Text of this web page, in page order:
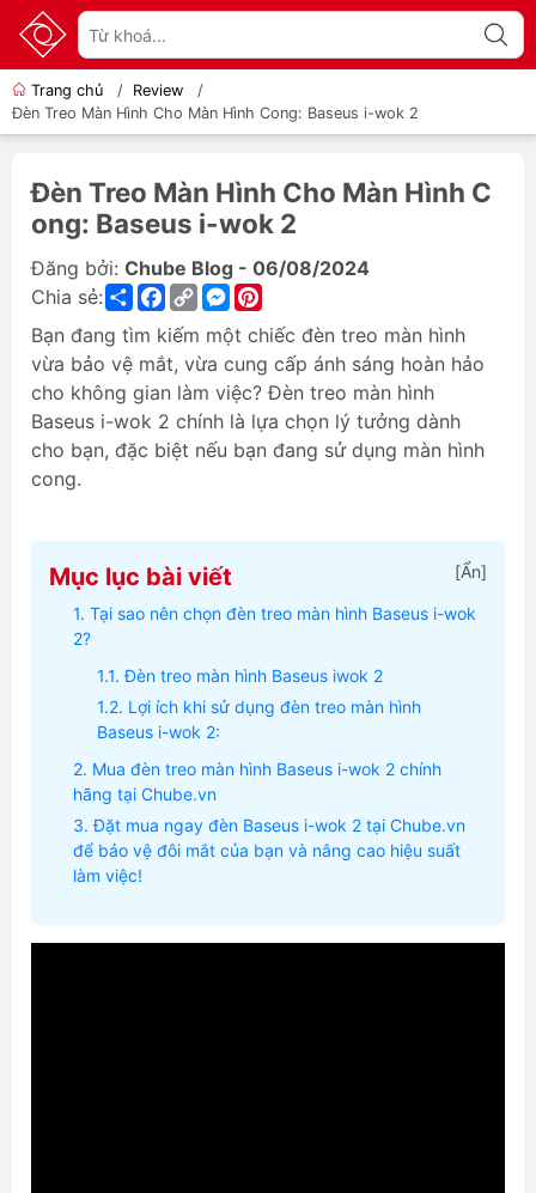
Trang chủ / Review
/
Đèn Treo Màn Hình Cho Màn Hình Cong: Baseus i-wok 2
Đèn Treo Màn Hình Cho Màn Hình C
ong: Baseus i-wok 2
Đăng bởi: Chube Blog - 06/08/2024
Chia sẻ:
ShareFacebook
Copy
Link
Messenger
Bạn đang tìm kiếm một chiếc đèn treo màn hình
vừa bảo vệ mắt, vừa cung cấp ánh sáng hoàn hảo
cho không gian làm việc? Đèn treo màn hình
Baseus i-wok 2 chính là lựa chọn lý tưởng dành
cho bạn, đặc biệt nếu bạn đang sử dụng màn hình
cong.
Mục lục bài viết [Ẩn]
Tại sao nên chọn đèn treo màn hình Baseus i-wok
2?
Đèn treo màn hình Baseus iwok 2
Lợi ích khi sử dụng đèn treo màn hình
Baseus i-wok 2:
Mua đèn treo màn hình Baseus i-wok 2 chính
hãng tại Chube.vn
Đặt mua ngay đèn Baseus i-wok 2 tại Chube.vn
để bảo vệ đôi mắt của bạn và nâng cao hiệu suất
làm việc!